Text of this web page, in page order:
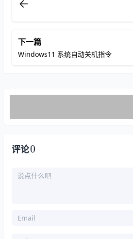
下一篇
Windows11 系统自动关机指令
评论0